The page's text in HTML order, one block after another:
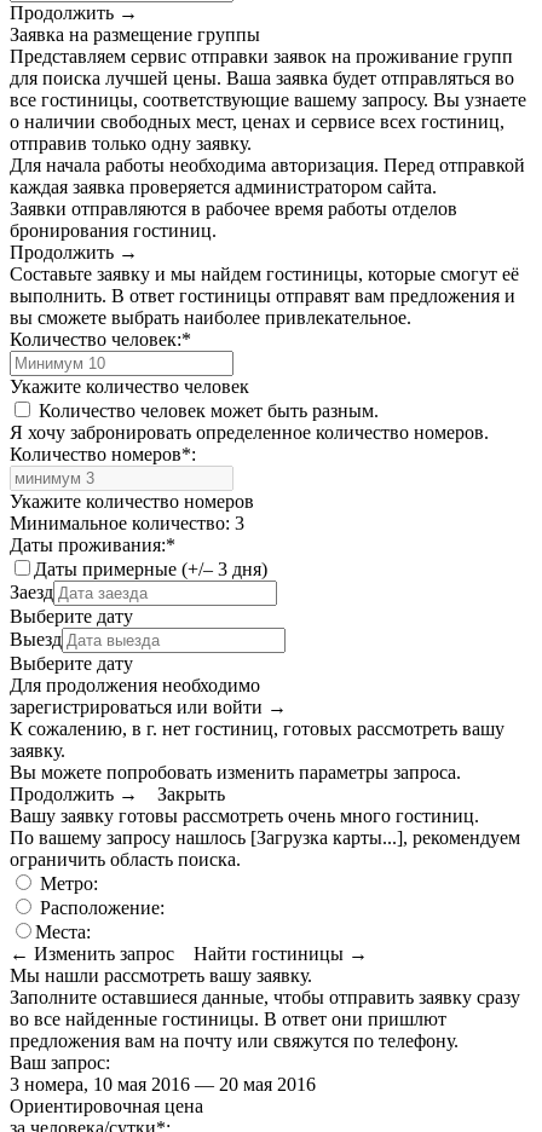
Продолжить →
Заявка на размещение группы
Представляем сервис отправки заявок на проживание групп
для поиска лучшей цены. Ваша заявка будет отправляться во
все гостиницы, соответствующие вашему запросу. Вы узнаете
о наличии свободных мест, ценах и сервисе всех гостиниц,
отправив только одну заявку.
Для начала работы необходима авторизация. Перед отправкой
каждая заявка проверяется администратором сайта.
Заявки отправляются в рабочее время работы отделов
бронирования гостиниц.
Продолжить →
Составьте заявку и мы найдем гостиницы, которые смогут её
выполнить. В ответ гостиницы отправят вам предложения и
вы сможете выбрать наиболее привлекательное.
Количество человек:*
Укажите количество человек
Количество человек может быть разным.
Я хочу забронировать определенное количество номеров.
Количество номеров*:
Укажите количество номеров
Минимальное количество: 3
Даты проживания:*
Даты примерные (+/– 3 дня)
Заезд
Выберите дату
Выезд
Выберите дату
Для продолжения необходимо
зарегистрироваться или войти →
К сожалению, в г. нет гостиниц, готовых рассмотреть вашу
заявку.
Вы можете попробовать изменить параметры запроса.
Продолжить →
Закрыть
Вашу заявку готовы рассмотреть очень много гостиниц.
По вашему запросу нашлось [Загрузка карты...], рекомендуем
ограничить область поиска.
Метро:
Расположение:
Места:
← Изменить запрос
Найти гостиницы →
Мы нашли рассмотреть вашу заявку.
Заполните оставшиеся данные, чтобы отправить заявку сразу
во все найденные гостиницы. В ответ они пришлют
предложения вам на почту или свяжутся по телефону.
Ваш запрос:
3 номера, 10 мая 2016 — 20 мая 2016
Ориентировочная цена
за человека/сутки*: